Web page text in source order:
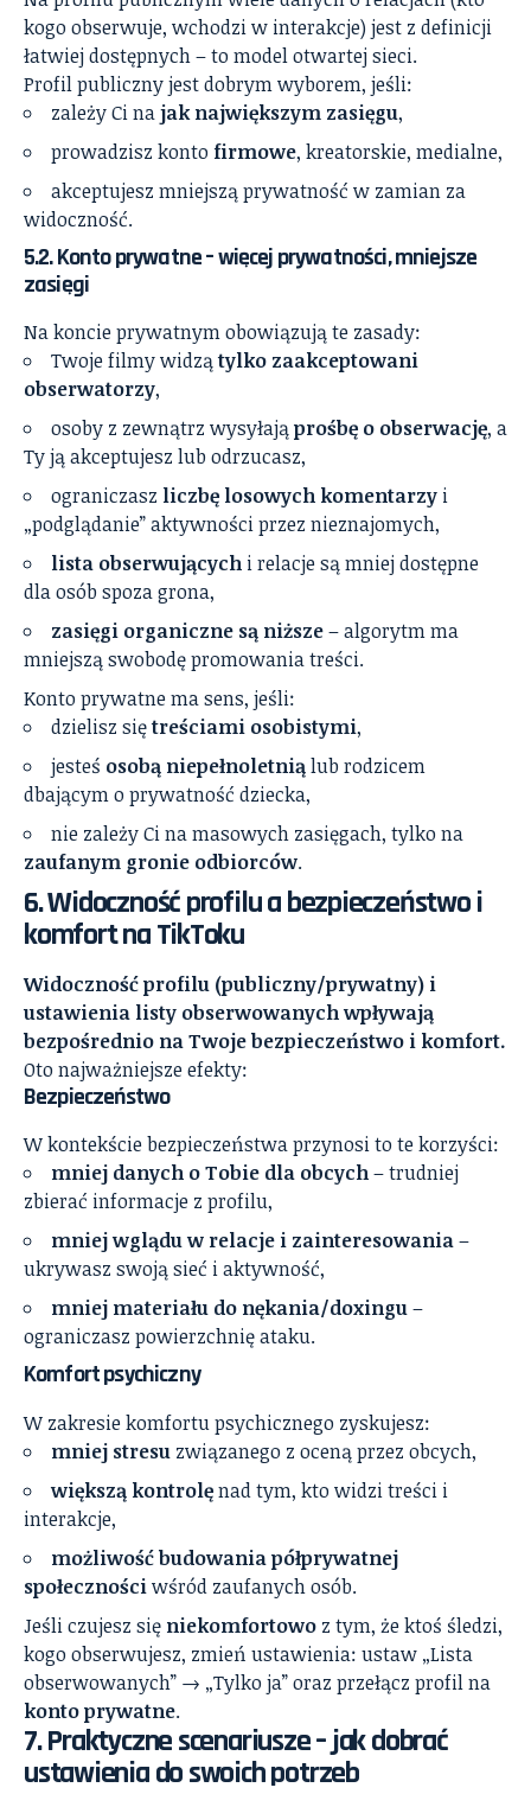
kogo obserwuje, wchodzi w interakcje) jest z definicji
łatwiej dostępnych – to model otwartej sieci.
Profil publiczny jest dobrym wyborem, jeśli:
zależy Ci najak największym zasięgu,
prowadzisz konto firmowe, kreatorskie, medialne,
akceptujesz mniejszą prywatność w zamian za
widoczność.
5.2. Konto prywatne – więcej prywatności, mniejsze
zasięgi
Na koncie prywatnym obowiązują te zasady:
Twoje filmy widzątylko zaakceptowani
obserwatorzy,
osoby z zewnątrz wysyłająprośbę o obserwację, a
Ty ją akceptujesz lub odrzucasz,
ograniczasz liczbę losowych komentarzy i
„podglądanie” aktywności przez nieznajomych,
lista obserwujących i relacje są mniej dostępne
dla osób spoza grona,
zasięgi organiczne są niższe– algorytm ma
mniejszą swobodę promowania treści.
Konto prywatne ma sens, jeśli:
dzielisz siętreściami osobistymi,
jesteś osobą niepełnoletniąlub rodzicem
dbającym o prywatność dziecka,
nie zależy Ci na masowych zasięgach, tylko na
zaufanym gronie odbiorców.
6. Widoczność profilu a bezpieczeństwo i
komfort na TikToku
Widoczność profilu (publiczny/prywatny) i
ustawienia listy obserwowanych wpływają
bezpośrednio na Twoje bezpieczeństwo i komfort.
Oto najważniejsze efekty:
Bezpieczeństwo
W kontekście bezpieczeństwa przynosi to te korzyści:
mniej danych o Tobie dla obcych– trudniej
zbierać informacje z profilu,
mniej wglądu w relacje i zainteresowania–
ukrywasz swoją sieć i aktywność,
mniej materiału do nękania/doxingu–
ograniczasz powierzchnię ataku.
Komfort psychiczny
W zakresie komfortu psychicznego zyskujesz:
mniej stresu związanego z oceną przez obcych,
większą kontrolęnad tym, kto widzi treści i
interakcje,
możliwość budowania półprywatnej
społecznościwśród zaufanych osób.
Jeśli czujesz się niekomfortowo z tym, że ktoś śledzi,
kogo obserwujesz, zmień ustawienia: ustaw „Lista
obserwowanych” → „Tylko ja” oraz przełącz profil na
konto prywatne.
7. Praktyczne scenariusze – jak dobrać
ustawienia do swoich potrzeb